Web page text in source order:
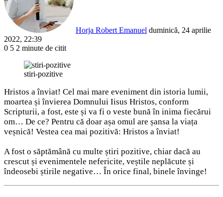
Horja Robert Emanuel duminică, 24 aprilie
2022, 22:39
0 5 2 minute de citit
stiri-pozitive
Hristos a înviat! Cel mai mare eveniment din istoria lumii,
moartea și învierea Domnului Iisus Hristos, conform
Scripturii, a fost, este și va fi o veste bună în inima fiecărui
om… De ce? Pentru că doar așa omul are șansa la viața
veșnică! Vestea cea mai pozitivă: Hristos a înviat!
A fost o săptămână cu multe știri pozitive, chiar dacă au
crescut și evenimentele nefericite, veștile neplăcute și
îndeosebi știrile negative… În orice final, binele învinge!